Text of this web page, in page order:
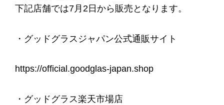
下記店舗では7月2日から販売となります。
・グッドグラスジャパン公式通販サイト
https://official.goodglas-japan.shop
・グッドグラス楽天市場店